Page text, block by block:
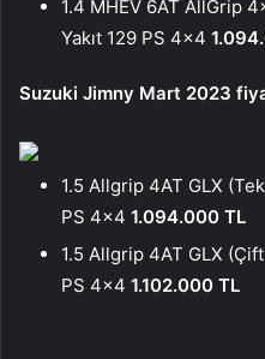
1.4 MHEV 6AT AllGrip
Yakıt 129 PS 4×4
Suzuki Jimny Mart 2023
1.5 Allgrip 4AT GLX
PS 4×4 1.094.000 TL
1.5 Allgrip 4AT GLX
PS 4×4 1.102.000 TL